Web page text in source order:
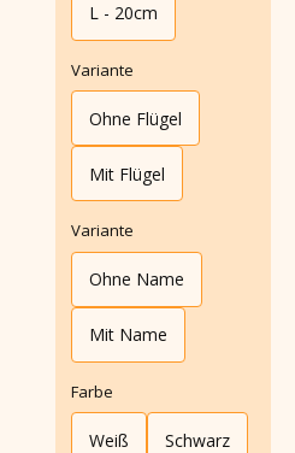
L - 20cm
Variante
Ohne Flügel
Mit Flügel
Variante
Ohne Name
Mit Name
Farbe
Weiß Schwarz